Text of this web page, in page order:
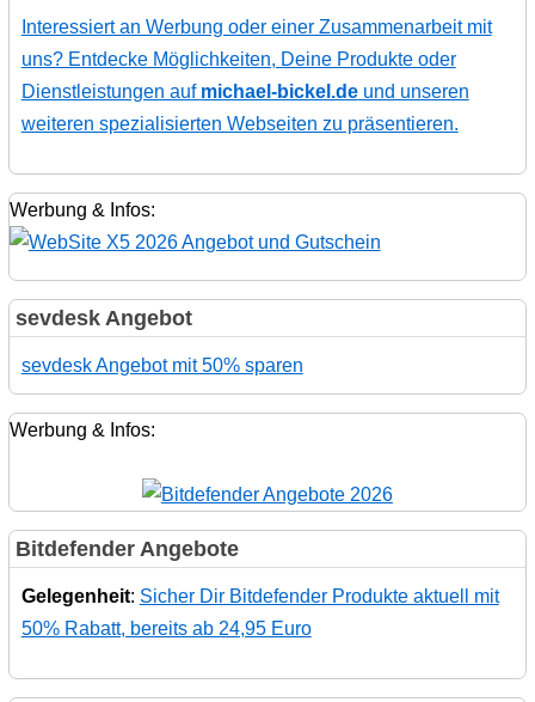
Interessiert an Werbung oder einer Zusammenarbeit mit
uns? Entdecke Möglichkeiten, Deine Produkte oder
Dienstleistungen auf michael-bickel.deund unseren
weiteren spezialisierten Webseiten zu präsentieren.
Werbung & Infos:
sevdesk Angebot
sevdesk Angebot mit 50% sparen
Werbung & Infos:
Bitdefender Angebote
Gelegenheit: Sicher Dir Bitdefender Produkte aktuell mit
50% Rabatt, bereits ab 24,95 Euro